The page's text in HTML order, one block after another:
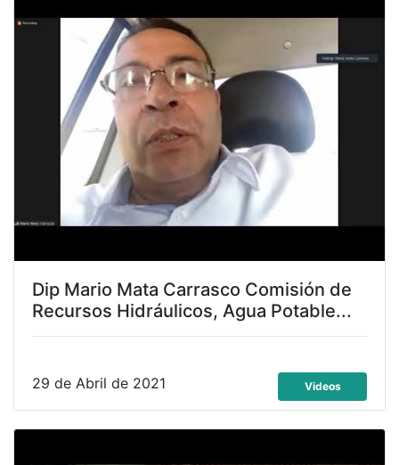
Dip Mario Mata Carrasco Comisión de
Recursos Hidráulicos, Agua Potable...
29 de Abril de 2021 Videos